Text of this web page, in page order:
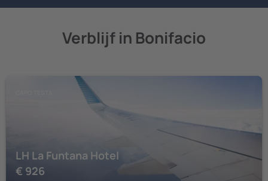
Verblijf in Bonifacio
LH La Funtana Hotel
€ 926